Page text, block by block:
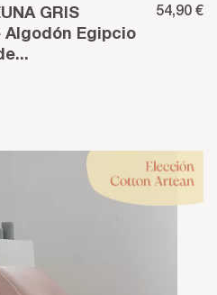
GRIS
Algodón Egipcio
54,90 €